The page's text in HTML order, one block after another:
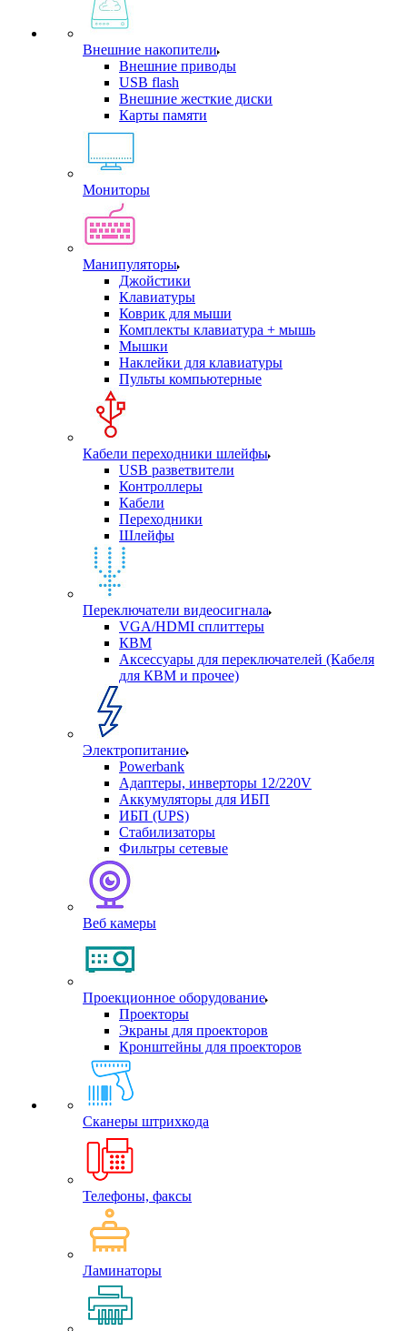
Внешние накопители
Внешние приводы
USB flash
Внешние жесткие диски
Карты памяти
Мониторы
Манипуляторы
Джойстики
Клавиатуры
Коврик для мыши
Комплекты клавиатура + мышь
Мышки
Наклейки для клавиатуры
Пульты компьютерные
Кабели переходники шлейфы
USB разветвители
Контроллеры
Кабели
Переходники
Шлейфы
Переключатели видеосигнала
VGA/HDMI сплиттеры
КВМ
Аксессуары для переключателей (Кабеля
для КВМ и прочее)
Электропитание
Powerbank
Адаптеры, инверторы 12/220V
Аккумуляторы для ИБП
ИБП (UPS)
Стабилизаторы
Фильтры сетевые
Веб камеры
Проекционное оборудование
Проекторы
Экраны для проекторов
Кронштейны для проекторов
Сканеры штрихкода
Телефоны, факсы
Ламинаторы